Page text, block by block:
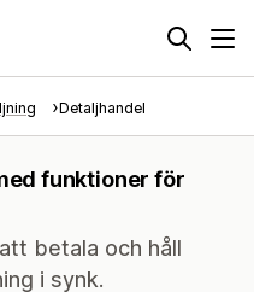
Detaljhandel
funktioner för
betala och håll
i synk.